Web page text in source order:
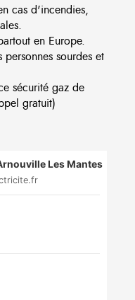
cas d'incendies,
en Europe.
sourdes et
sécurité gaz de
gratuit)
Les Mantes